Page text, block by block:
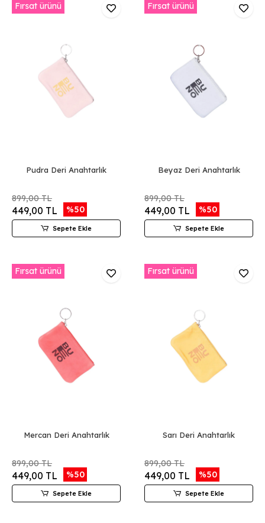
Fırsat ürünü
Pudra Deri Anahtarlık
899,00 TL
449,00 TL %50
Sepete Ekle
Fırsat ürünü
Beyaz Deri Anahtarlık
899,00 TL
449,00 TL %50
Sepete Ekle
Fırsat ürünü
Mercan Deri Anahtarlık
899,00 TL
449,00 TL %50
Sepete Ekle
Fırsat ürünü
Sarı Deri Anahtarlık
899,00 TL
449,00 TL %50
Sepete Ekle